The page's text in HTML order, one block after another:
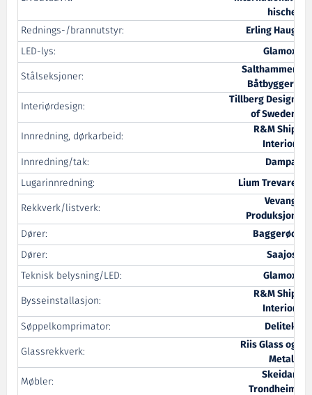
hische
Rednings-/brannutstyr:
Erling Haug
LED-lys:
Glamox
Stålseksjoner:
Salthammer
Båtbyggeri
Interiørdesign:
Tillberg Design
of Sweden
Innredning, dørkarbeid:
R&M Ship
Interior
Innredning/tak:
Dampa
Lugarinnredning:
Lium Trevare
Rekkverk/listverk:
Vevang
Produksjon
Dører:
Baggerød
Dører:
Saajos
Teknisk belysning/LED:
Glamox
Bysseinstallasjon:
R&M Ship
Interior
Søppelkomprimator:
Delitek
Glassrekkverk:
Riis Glass og
Metall
Møbler:
Skeidar
Trondheim